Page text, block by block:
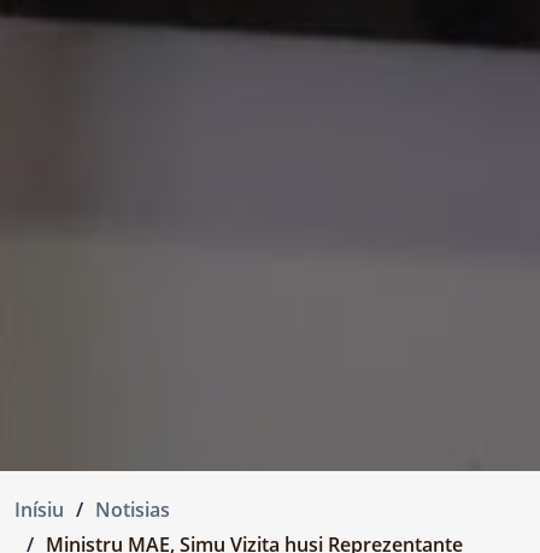
Inísiu
Notisias
Ministru MAE, Simu Vizita husi Reprezentante